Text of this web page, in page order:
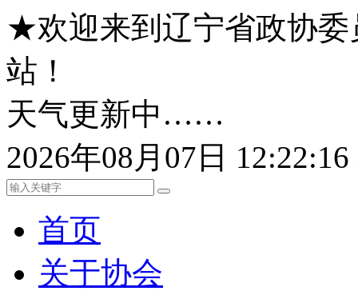
★欢迎来到辽宁省政协委
站！
天气更新中……
2026年08月07日
首页
关于协会